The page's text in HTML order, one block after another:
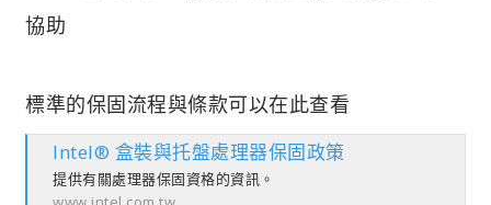
協助
標準的保固流程與條款可以在此查看
Intel® 盒裝與托盤處理器保固政策
提供有關處理器保固資格的資訊。